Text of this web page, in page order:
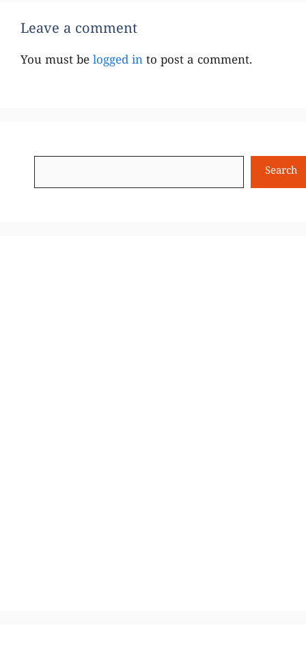
Leave a comment
You must be logged in to post a comment.
Search